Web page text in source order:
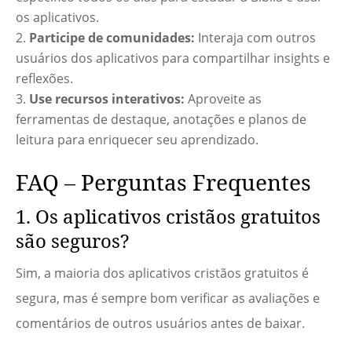
os aplicativos.
Participe de comunidades: Interaja com outros
usuários dos aplicativos para compartilhar insights e
reflexões.
Use recursos interativos: Aproveite as
ferramentas de destaque, anotações e planos de
leitura para enriquecer seu aprendizado.
FAQ – Perguntas Frequentes
1. Os aplicativos cristãos gratuitos
são seguros?
Sim, a maioria dos aplicativos cristãos gratuitos é
segura, mas é sempre bom verificar as avaliações e
comentários de outros usuários antes de baixar.